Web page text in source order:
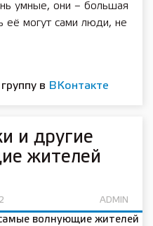
умные, они – большая
её могут сами люди, не
в ВКонтакте
и другие
жителей
ADMIN